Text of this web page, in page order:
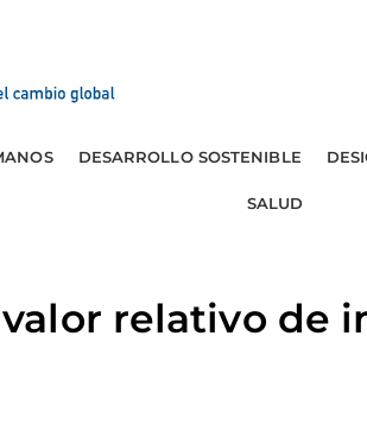
DESARROLLO SOSTENIBLE
SALUD
valor relativo de